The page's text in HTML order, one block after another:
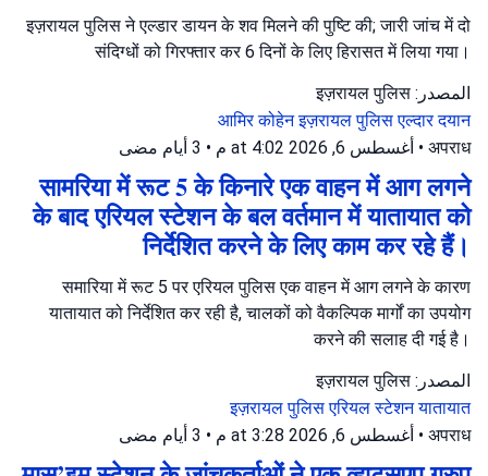
इज़रायल पुलिस ने एल्डार डायन के शव मिलने की पुष्टि की; जारी जांच में दो
संदिग्धों को गिरफ्तार कर 6 दिनों के लिए हिरासत में लिया गया।
المصدر: इज़रायल पुलिस
आमिर कोहेनइज़रायल पुलिसएल्दार दयान
अपराध
• أغسطس 6, 2026 at 4:02 م • 3 أيام مضى
सामरिया में रूट 5 के किनारे एक वाहन में आग लगने
के बाद एरियल स्टेशन के बल वर्तमान में यातायात को
निर्देशित करने के लिए काम कर रहे हैं।
समारिया में रूट 5 पर एरियल पुलिस एक वाहन में आग लगने के कारण
यातायात को निर्देशित कर रही है, चालकों को वैकल्पिक मार्गों का उपयोग
करने की सलाह दी गई है।
المصدر: इज़रायल पुलिस
इज़रायल पुलिसएरियल स्टेशनयातायात
अपराध
• أغسطس 6, 2026 at 3:28 م • 3 أيام مضى